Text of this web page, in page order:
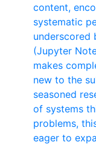
content,
systematic
underscored
(Jupyter
makes
new to the
seasoned
of systems
problems,
eager to